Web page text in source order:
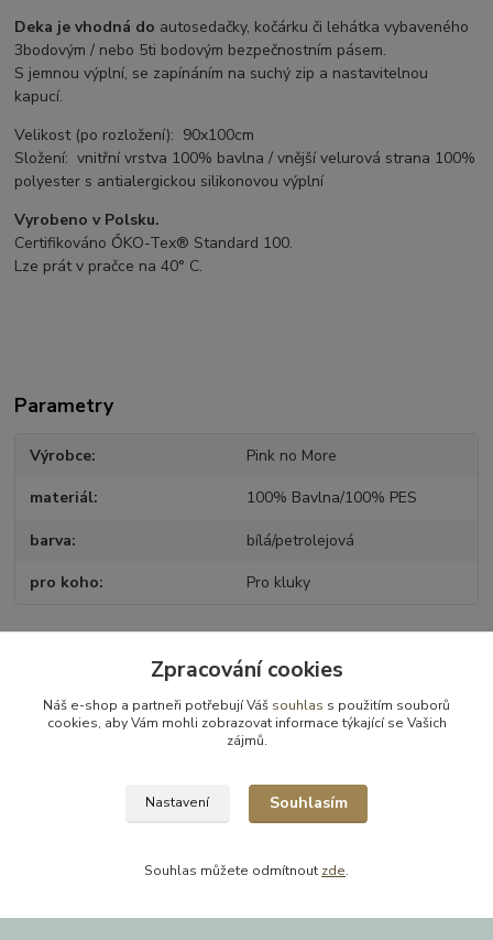
Deka je vhodná do autosedačky, kočárku či lehátka vybaveného
3bodovým / nebo 5ti bodovým bezpečnostním pásem.
S jemnou výplní, se zapínáním na suchý zip a nastavitelnou
kapucí.
Velikost (po rozložení): 90x100cm
Složení: vnitřní vrstva 100% bavlna / vnější velurová strana 100%
polyester s antialergickou silikonovou výplní
Vyrobeno v Polsku.
Certifikováno ŐKO-Tex® Standard 100.
Lze prát v pračce na 40° C.
Parametry
Výrobce Pink no More
materiál 100% Bavlna/100% PES
barva bílá/petrolejová
pro koho Pro kluky
Zboží zařazeno v kategoriích
Kočárky, autosedačky - příslušenství
Vložky, zavinovací deky, prostěradla
Zpracování cookies
Náš e-shop a partneři potřebují Váš souhlas s použitím souborů
cookies, aby Vám mohli zobrazovat informace týkající se Vašich
zájmů.
Nastavení Souhlasím
Souhlas můžete odmítnout zde.